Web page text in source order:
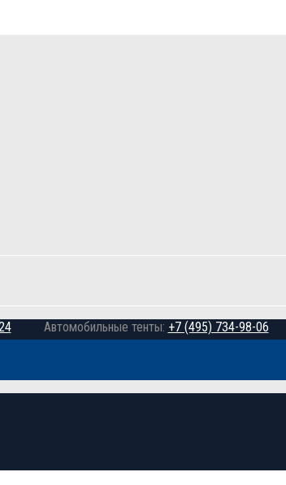
Автомобильные тенты: +7 (495) 734-98-06